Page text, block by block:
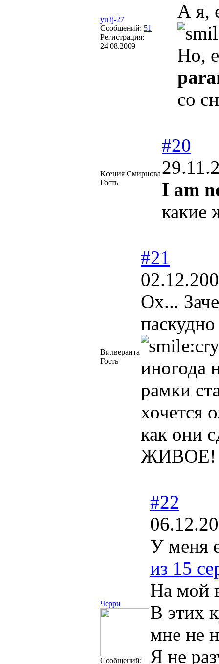
yulij-27
Сообщений: 51
Регистрация:
24.08.2009
А я,
Но,
со
Ксения Смирнова
Гость
#20
I am
какие
Вилверанта
Гость
#21
Ох...
иногода
рамки
хочется
как они
ЖИВОЕ!
Черри
Сообщений:
#22
У меня
из 15
На мой
В этих
мне не
Я не